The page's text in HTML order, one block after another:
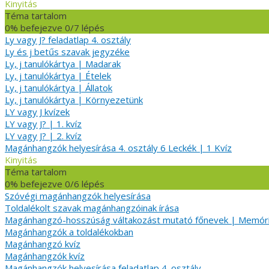
Kinyitás
Téma tartalom
0% befejezve 0/7 lépés
Ly vagy J? feladatlap 4. osztály
Ly és j betűs szavak jegyzéke
Ly, j tanulókártya | Madarak
Ly, j tanulókártya | Ételek
Ly, j tanulókártya | Állatok
Ly, j tanulókártya | Környezetünk
LY vagy J kvízek
LY vagy J? | 1. kvíz
LY vagy J? | 2. kvíz
Magánhangzók helyesírása 4. osztály 6 Leckék | 1 Kvíz
Kinyitás
Téma tartalom
0% befejezve 0/6 lépés
Szóvégi magánhangzók helyesírása
Toldalékolt szavak magánhangzóinak írása
Magánhangzó-hosszúság váltakozást mutató főnevek |
Magánhangzók a toldalékokban
Magánhangzó kvíz
Magánhangzók kvíz